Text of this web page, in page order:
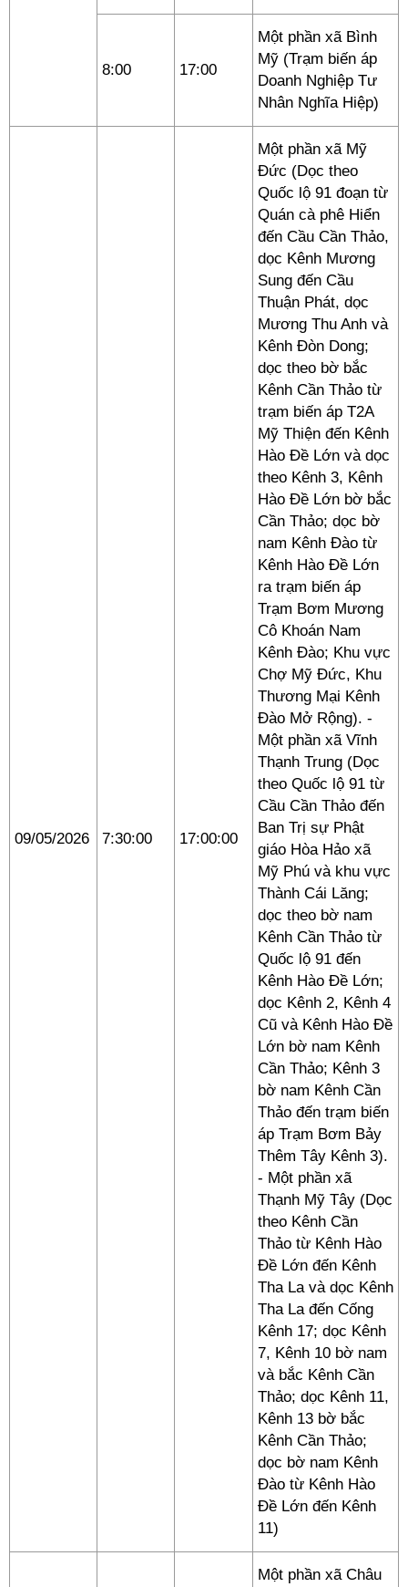
8:00 17:00
Một phần xã Bình
Mỹ (Trạm biến áp
Doanh Nghiệp Tư
Nhân Nghĩa Hiệp)
09/05/2026 7:30:00 17:00:00
Một phần xã Mỹ
Đức (Dọc theo
Quốc lộ 91 đoạn từ
Quán cà phê Hiển
đến Cầu Cần Thảo,
dọc Kênh Mương
Sung đến Cầu
Thuận Phát, dọc
Mương Thu Anh và
Kênh Đòn Dong;
dọc theo bờ bắc
Kênh Cần Thảo từ
trạm biến áp T2A
Mỹ Thiện đến Kênh
Hào Đề Lớn và dọc
theo Kênh 3, Kênh
Hào Đề Lớn bờ bắc
Cần Thảo; dọc bờ
nam Kênh Đào từ
Kênh Hào Đề Lớn
ra trạm biến áp
Trạm Bơm Mương
Cô Khoán Nam
Kênh Đào; Khu vực
Chợ Mỹ Đức, Khu
Thương Mại Kênh
Đào Mở Rộng). -
Một phần xã Vĩnh
Thạnh Trung (Dọc
theo Quốc lộ 91 từ
Cầu Cần Thảo đến
Ban Trị sự Phật
giáo Hòa Hảo xã
Mỹ Phú và khu vực
Thành Cái Lăng;
dọc theo bờ nam
Kênh Cần Thảo từ
Quốc lộ 91 đến
Kênh Hào Đề Lớn;
dọc Kênh 2, Kênh 4
Cũ và Kênh Hào Đề
Lớn bờ nam Kênh
Cần Thảo; Kênh 3
bờ nam Kênh Cần
Thảo đến trạm biến
áp Trạm Bơm Bảy
Thêm Tây Kênh 3).
- Một phần xã
Thạnh Mỹ Tây (Dọc
theo Kênh Cần
Thảo từ Kênh Hào
Đề Lớn đến Kênh
Tha La và dọc Kênh
Tha La đến Cống
Kênh 17; dọc Kênh
7, Kênh 10 bờ nam
và bắc Kênh Cần
Thảo; dọc Kênh 11,
Kênh 13 bờ bắc
Kênh Cần Thảo;
dọc bờ nam Kênh
Đào từ Kênh Hào
Đề Lớn đến Kênh
11)
Một phần xã Châu